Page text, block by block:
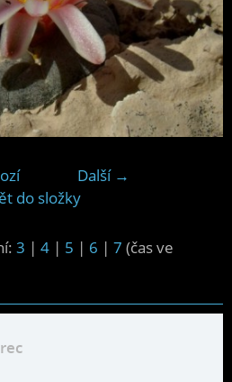
Další →
do složky
3 | 4 | 5 | 6 | 7 (čas ve